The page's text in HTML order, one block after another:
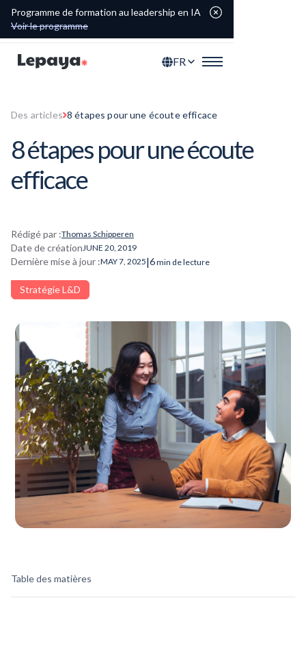
Programme de formation au leadership en IA
Voir le programme
FR
Des articles 8 étapes pour une écoute efficace
8 étapes pour une écoute
efficace
Rédigé par :Thomas Schipperen
Date de créationJUNE 20, 2019
Dernière mise à jour :MAY 7, 2025|6min de lecture
Stratégie L&D
Table des matières